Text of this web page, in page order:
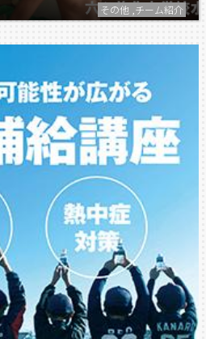
その他 ,チーム紹介